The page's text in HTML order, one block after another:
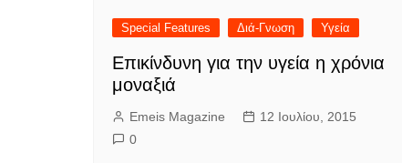
Special Features Διά-Γνωση Υγεία
Επικίνδυνη για την υγεία η χρόνια
μοναξιά
Emeis Magazine
12 Ιουλίου, 2015
0